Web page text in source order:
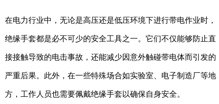
在电力行业中，无论是高压还是低压环境下进行带电作业时，
绝缘手套都是必不可少的安全工具之一。它们不仅能够防止直
接接触导致的电击事故，还能减少因意外触碰带电体而引发的
严重后果。此外，在一些特殊场合如实验室、电子制造厂等地
方，工作人员也需要佩戴绝缘手套以确保自身安全。